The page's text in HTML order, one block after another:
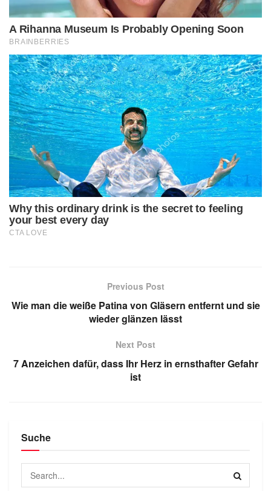
Previous Post
Wie man die weiße Patina von Gläsern entfernt und sie
wieder glänzen lässt
Next Post
7 Anzeichen dafür, dass Ihr Herz in ernsthafter Gefahr
ist
Suche